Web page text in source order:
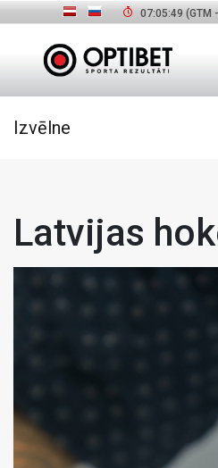
07:05:50 (GTM
Izvēlne
Latvijas